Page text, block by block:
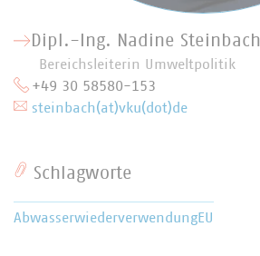
Dipl.-Ing. Nadine Steinbach
Bereichsleiterin Umweltpolitik
+49 30 58580-153
steinbach(at)vku(dot)de
Schlagworte
AbwasserwiederverwendungEU